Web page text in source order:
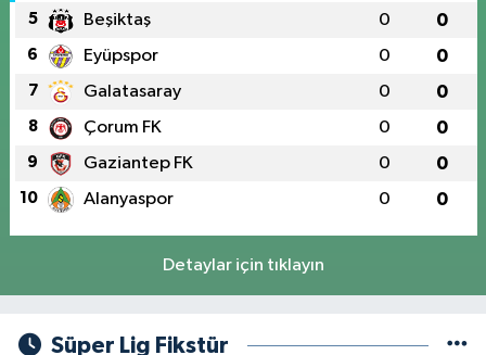
5 Beşiktaş 0 0
6 Eyüpspor 0 0
7 Galatasaray 0 0
8 Çorum FK 0 0
9 Gaziantep FK 0 0
10 Alanyaspor 0 0
Detaylar için tıklayın
Süper Lig Fikstür